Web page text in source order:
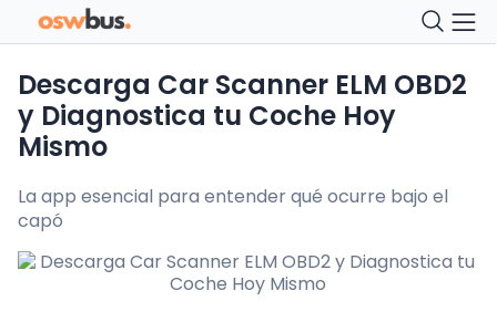
Descarga Car Scanner ELM OBD2
y Diagnostica tu Coche Hoy
Mismo
La app esencial para entender qué ocurre bajo el
capó